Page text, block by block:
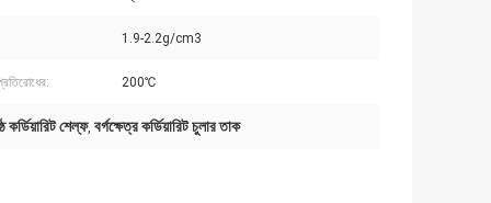
1.9-2.2g/cm3
200℃
কর্ডিয়ারিট শেল্ফ, বর্গক্ষেত্র কর্ডিয়ারিট চুলার তাক